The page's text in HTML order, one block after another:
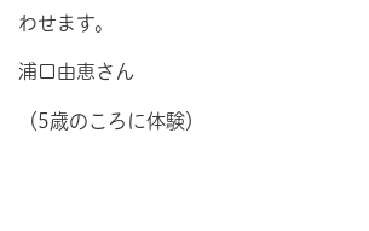
わせます。
浦口由恵さん
（5歳のころに体験）